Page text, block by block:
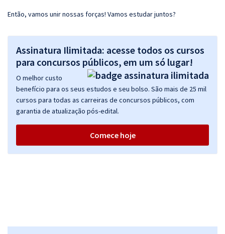
Então, vamos unir nossas forças! Vamos estudar juntos?
Assinatura Ilimitada: acesse todos os cursos
para concursos públicos, em um só lugar!
O melhor custo
benefício para os seus estudos e seu bolso. São mais de 25 mil
cursos para todas as carreiras de concursos públicos, com
garantia de atualização pós-edital.
Comece hoje